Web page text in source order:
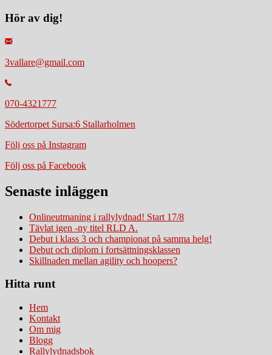
Hör av dig!
3vallare@gmail.com
070-4321777
Södertorpet Sursa:6 Stallarholmen
Följ oss på Instagram
Följ oss på Facebook
Senaste inläggen
Onlineutmaning i rallylydnad! Start 17/8
Tävlat igen -ny titel RLD A.
Debut i klass 3 och championat på samma helg!
Debut och diplom i fortsättningsklassen
Skillnaden mellan agility och hoopers?
Hitta runt
Hem
Kontakt
Om mig
Blogg
Rallylydnadsbok